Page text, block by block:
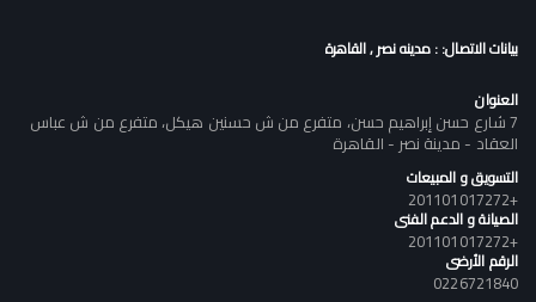
بيانات الاتصال: : مدينه نصر , القاهرة
العنوان
7 شارع حسن إبراهيم حسن، متفرع من ش حسنين هيكل، متفرع من ش عباس
العقاد - مدينة نصر - القاهرة
التسويق و المبيعات
+201101017272
الصيانة و الدعم الفنى
+201101017272
الرقم الأرضى
0226721840